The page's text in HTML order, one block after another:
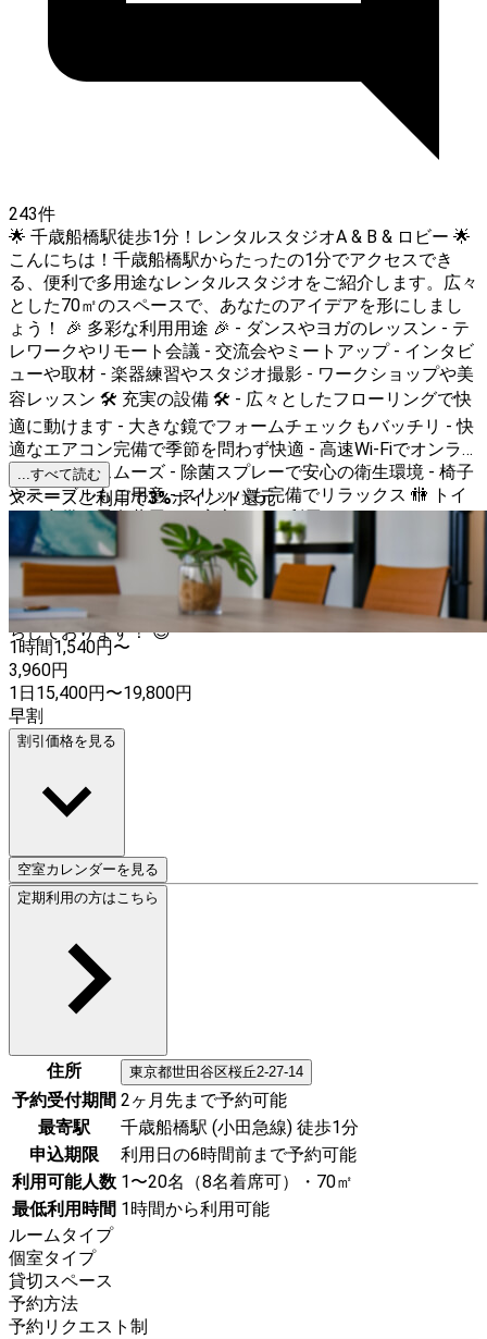
243件
🌟 千歳船橋駅徒歩1分！レンタルスタジオA & B & ロビー 🌟
こんにちは！千歳船橋駅からたったの1分でアクセスでき
る、便利で多用途なレンタルスタジオをご紹介します。広々
とした70㎡のスペースで、あなたのアイデアを形にしまし
ょう！ 🎉 多彩な利用用途 🎉 - ダンスやヨガのレッスン - テ
レワークやリモート会議 - 交流会やミートアップ - インタビ
ューや取材 - 楽器練習やスタジオ撮影 - ワークショップや美
容レッスン 🛠️ 充実の設備 🛠️ - 広々としたフローリングで快
適に動けます - 大きな鏡でフォームチェックもバッチリ - 快
適なエアコン完備で季節を問わず快適 - 高速Wi-Fiでオンラ
イン作業もスムーズ - 除菌スプレーで安心の衛生環境 - 椅子
やテーブルもご用意 - スリッパも完備でリラックス 🚻 トイ
レも完備（男女共用）で安心してご利用いただけます。 👥
定員は20名まで対応可能！広々とした空間で、グループで
の利用にも最適です。 千歳船橋駅から徒歩1分という好立地
で、アクセスも抜群！ぜひこの機会に、あなたのイベントや
レッスンをこの素敵なスタジオで開催してみませんか？お待
ちしております！ 😊
...すべて読む
スペースご利用で3%ポイント還元
1時間1,540円〜
3,960円
1日15,400円〜19,800円
早割
割引価格を見る
空室カレンダーを見る
定期利用の方はこちら
住所 東京都世田谷区桜丘2-27-14
予約受付期間 2ヶ月先まで予約可能
最寄駅
千歳船橋駅 (小田急線) 徒歩1分
申込期限
利用日の6時間前まで予約可能
利用可能人数 1〜20名（8名着席可）・70㎡
最低利用時間 1時間から利用可能
ルームタイプ
個室タイプ
貸切スペース
予約方法
予約リクエスト制